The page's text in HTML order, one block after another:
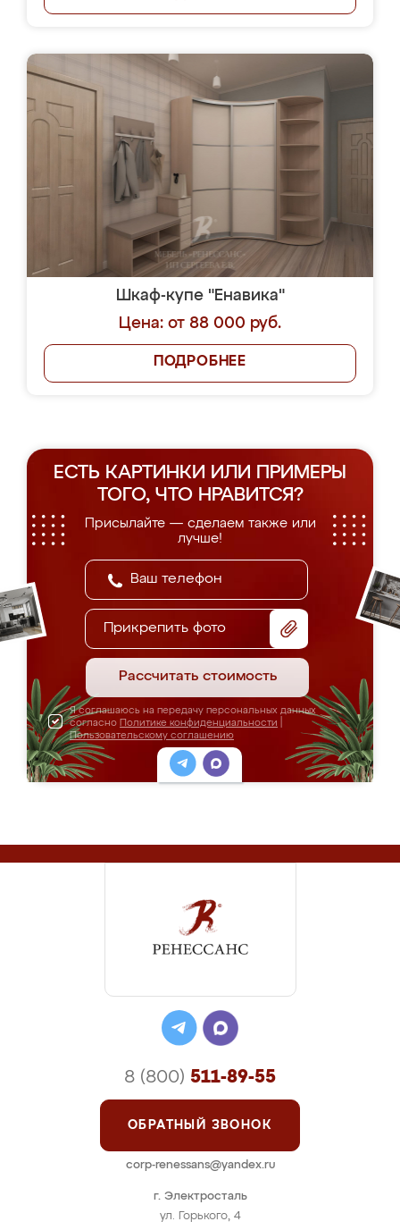
Шкаф-купе "Енавика"
Цена: от 88 000 руб.
ПОДРОБНЕЕ
ЕСТЬ КАРТИНКИ ИЛИ ПРИМЕРЫ
ТОГО, ЧТО НРАВИТСЯ?
Присылайте — сделаем также или
лучше!
Прикрепить фото
Рассчитать стоимость
Я соглашаюсь на передачу персональных данных
согласно Политике конфиденциальности
Пользовательскому соглашению
г. Электросталь
ул. Горького, 4
8 (800) 511-89-55
ОБРАТНЫЙ ЗВОНОК
corp-renessans@yandex.ru